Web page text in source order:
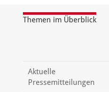
Themen im Überblick
Aktuelle
Pressemitteilungen